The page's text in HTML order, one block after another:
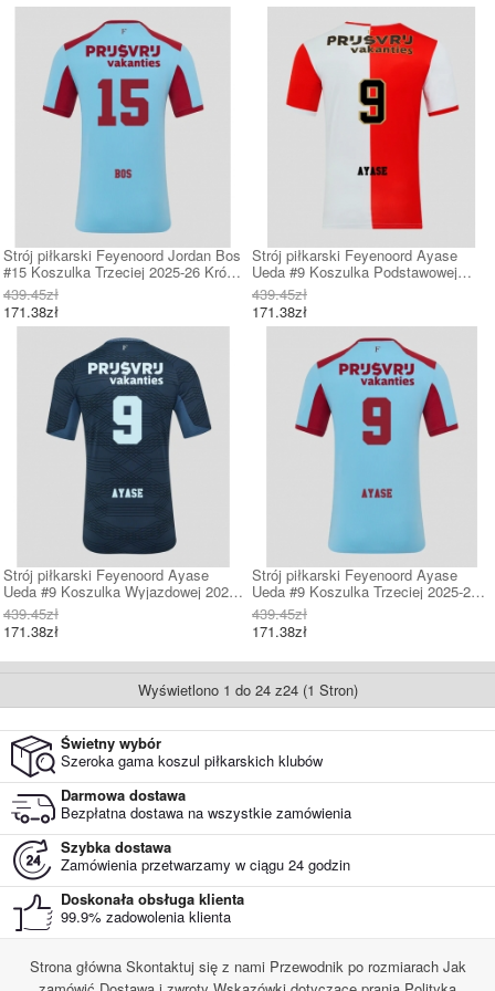
Strój piłkarski Feyenoord Jordan Bos
#15 Koszulka Trzeciej 2025-26 Krótki
Rękaw
439.45zł
171.38zł
Strój piłkarski Feyenoord Ayase
Ueda #9 Koszulka Podstawowej
2025-26 Krótki Rękaw
439.45zł
171.38zł
Strój piłkarski Feyenoord Ayase
Ueda #9 Koszulka Wyjazdowej 2025-
26 Krótki Rękaw
439.45zł
171.38zł
Strój piłkarski Feyenoord Ayase
Ueda #9 Koszulka Trzeciej 2025-26
Krótki Rękaw
439.45zł
171.38zł
Wyświetlono 1 do 24 z24 (1 Stron)
Świetny wybór
Szeroka gama koszul piłkarskich klubów
Darmowa dostawa
Bezpłatna dostawa na wszystkie zamówienia
Szybka dostawa
Zamówienia przetwarzamy w ciągu 24 godzin
Doskonała obsługa klienta
99.9% zadowolenia klienta
Strona główna Skontaktuj się z nami Przewodnik po rozmiarach Jak